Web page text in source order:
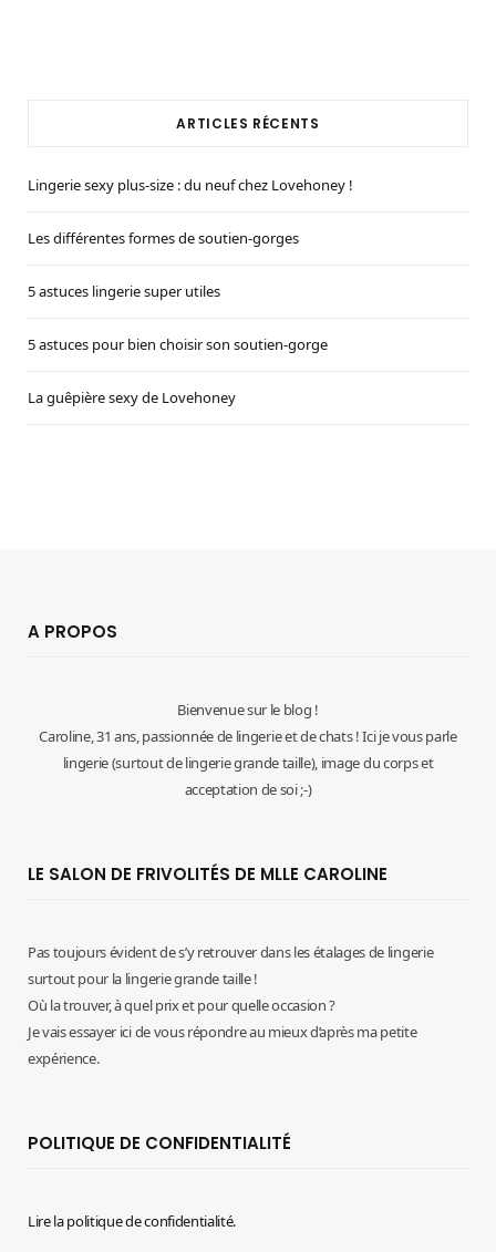
ARTICLES RÉCENTS
Lingerie sexy plus-size : du neuf chez Lovehoney !
Les différentes formes de soutien-gorges
5 astuces lingerie super utiles
5 astuces pour bien choisir son soutien-gorge
La guêpière sexy de Lovehoney
A PROPOS
Bienvenue sur le blog !
Caroline, 31 ans, passionnée de lingerie et de chats ! Ici je vous parle
lingerie (surtout de lingerie grande taille), image du corps et
acceptation de soi ;-)
LE SALON DE FRIVOLITÉS DE MLLE CAROLINE
Pas toujours évident de s’y retrouver dans les étalages de lingerie
surtout pour la lingerie grande taille !
Où la trouver, à quel prix et pour quelle occasion ?
Je vais essayer ici de vous répondre au mieux d’après ma petite
expérience.
POLITIQUE DE CONFIDENTIALITÉ
Lire la politique de confidentialité.